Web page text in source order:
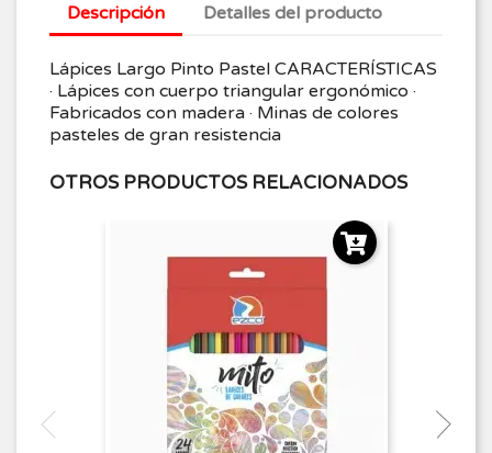
Descripción Detalles del producto
Lápices Largo Pinto Pastel CARACTERÍSTICAS
· Lápices con cuerpo triangular ergonómico ·
Fabricados con madera · Minas de colores
pasteles de gran resistencia
OTROS PRODUCTOS RELACIONADOS